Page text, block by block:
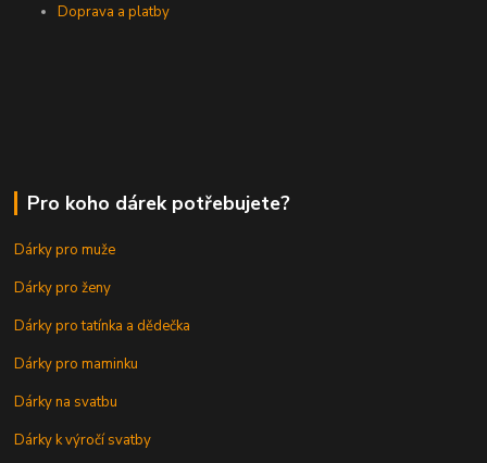
Doprava a platby
Pro koho dárek potřebujete?
Dárky pro muže
Dárky pro ženy
Dárky pro tatínka a dědečka
Dárky pro maminku
Dárky na svatbu
Dárky k výročí svatby